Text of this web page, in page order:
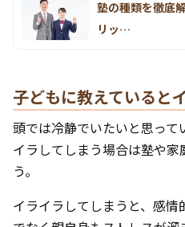
塾の種類を徹底
リッ…
子どもに教えていると
頭では冷静でいたいと思って
イラしてしまう場合は塾や
う。
イライラしてしまうと、感